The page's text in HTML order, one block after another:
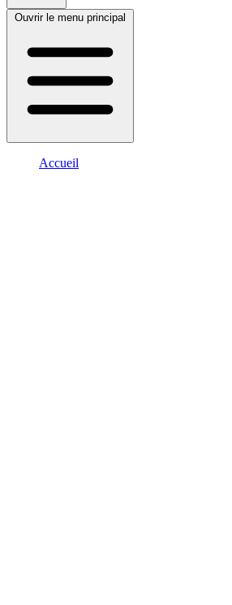
Ouvrir le menu principal
Accueil